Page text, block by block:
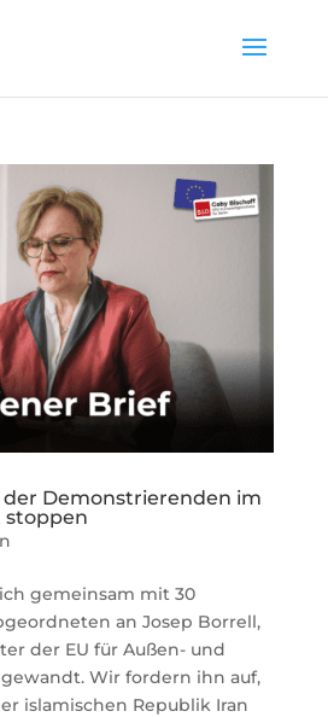
Demonstrierenden im
stoppen
gemeinsam mit 30
an Josep Borrell,
der EU für Außen- und
Wir fordern ihn auf,
islamischen Republik Iran